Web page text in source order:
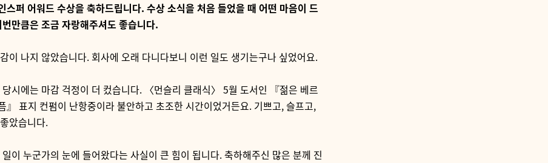
스퍼 어워드 수상을 축하드립니다. 수상 소식을 처음 들었을 때 어떤 마음이 드
번만큼은 조금 자랑해주셔도 좋습니다.
이 나지 않았습니다. 회사에 오래 다니다보니 이런 일도 생기는구나 싶었어요.
시에는 마감 걱정이 더 컸습니다. 〈먼슬리 클래식〉 5월 도서인 『젊은 베르
』 표지 컨펌이 난항중이라 불안하고 초조한 시간이었거든요. 기쁘고,슬프고,
좋았습니다.
이 누군가의 눈에 들어왔다는 사실이 큰 힘이 됩니다.축하해주신 많은 분께 진